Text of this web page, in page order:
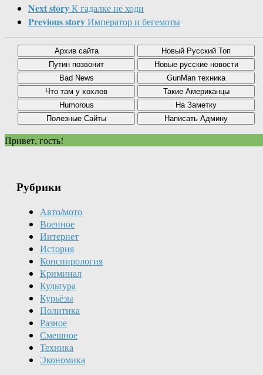
Next storyК гадалке не ходи
Previous storyИмператор и бегемоты
Привет, гость!
Рубрики
Авто/мото
Военное
Интернет
История
Конспирология
Криминал
Культура
Курьёзы
Политика
Разное
Смешное
Техника
Экономика